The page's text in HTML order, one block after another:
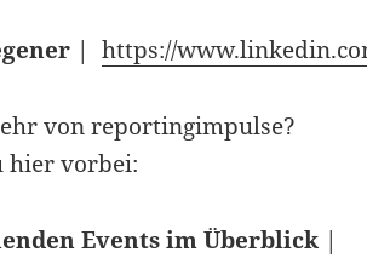
| ​https://
von reportingimpulse?
hier vorbei:
Events im Überblick |